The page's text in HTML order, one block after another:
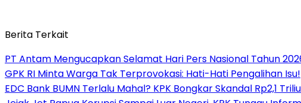
Berita Terkait
PT Antam Mengucapkan Selamat Hari Pers Nasional Tahun
GPK RI Minta Warga Tak Terprovokasi: Hati-Hati Pengalihan Isu!
EDC Bank BUMN Terlalu Mahal? KPK Bongkar Skandal Rp2,1